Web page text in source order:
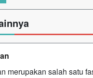
merupakan salah satu